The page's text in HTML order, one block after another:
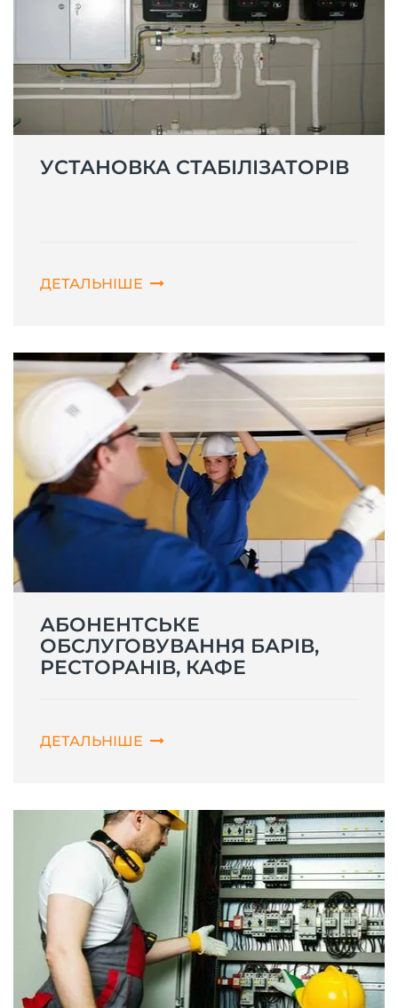
УСТАНОВКА СТАБІЛІЗАТОРІВ
ДЕТАЛЬНІШЕ
АБОНЕНТСЬКЕ
ОБСЛУГОВУВАННЯ БАРІВ,
РЕСТОРАНІВ, КАФЕ
ДЕТАЛЬНІШЕ